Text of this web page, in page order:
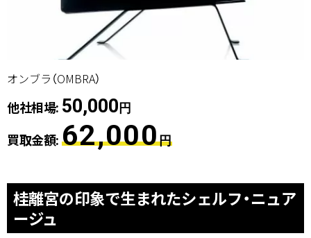
オンブラ（OMBRA）
他社相場: 50,000円
買取金額:62,000円
桂離宮の印象で生まれたシェルフ・ニュア
ージュ